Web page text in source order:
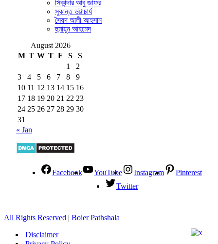
সিকান্দার আবু জাফর
সুকান্ত ভট্টাচার্য
সৈয়দ আলী আহসান
হুমায়ূন আহমেদ
August 2026
M T W T F S
S
1
2
3
4 5 6 7 8
9
10 11 12 13 14 15 16
17 18 19 20 21 22 23
24 25 26 27 28 29 30
31
« Jan
Facebook YouTube Instagram
Pinterest
Twitter
All Rights Reserved | Boier Pathshala
Disclaimer